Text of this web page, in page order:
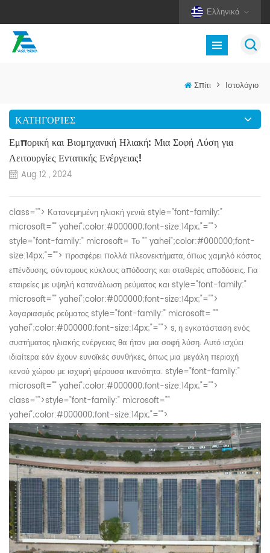
Ελληνικά
Σπίτι > Ιστολόγιο
ΚΑΤΗΓΟΡΊΕΣ
Εμπορική και Βιομηχανική Ηλιακή: Μια Σοφή Λύση για
Λειτουργίες Εντατικής Ενέργειας!
Aug 12 , 2024
class=""> Κατανεμημένη ηλιακή γενιά style="font-family:"
microsoft="" yahei";color:#000000;font-size:14px;"="">
style="font-family:" microsoft= Το "" yahei";color:#000000;font-
size:14px;"=""> προσφέρει πολλά πλεονεκτήματα, όπως χαμηλό κόστος
επένδυσης, σύντομους κύκλους απόδοσης και σταθερές αποδόσεις. Για
εταιρείες με υψηλή κατανάλωση ρεύματος καιstyle="font-family:"
microsoft="" yahei";color:#000000;font-size:14px;"="">
λογαριασμός ρεύματοςstyle="font-family:" microsoft= ""
yahei";color:#000000;font-size:14px;"=""> s, η εγκατάσταση ενός
συστήματος ηλιακής ενέργειας θα ήταν μια σοφή λύση. Αυτό ισχύει
ιδιαίτερα εάν έχουν ευνοϊκές συνθήκες, όπως μια μεγάλη περιοχή
κενού χώρου με ισχυρή φέρουσα ικανότητα. style="font-family:"
microsoft="" yahei";color:#000000;font-size:14px;"="">
class="">style="font-family:" microsoft=""
yahei";color:#000000;font-size:14px;"="">